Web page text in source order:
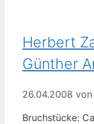
Herbert
Günther
26.04.2008 von
Bruchstücke: